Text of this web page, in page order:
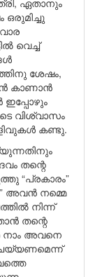
ഏതാനും
വെച്ച്
ശേഷം,
കാണാൻ
ഇപ്പോഴും
വിശ്വാസം
കണ്ടു.
തന്റെ
“പ്രകാരം”
അവൻ നമ്മെ
നിന്ന്
തന്റെ
നാം അവനെ